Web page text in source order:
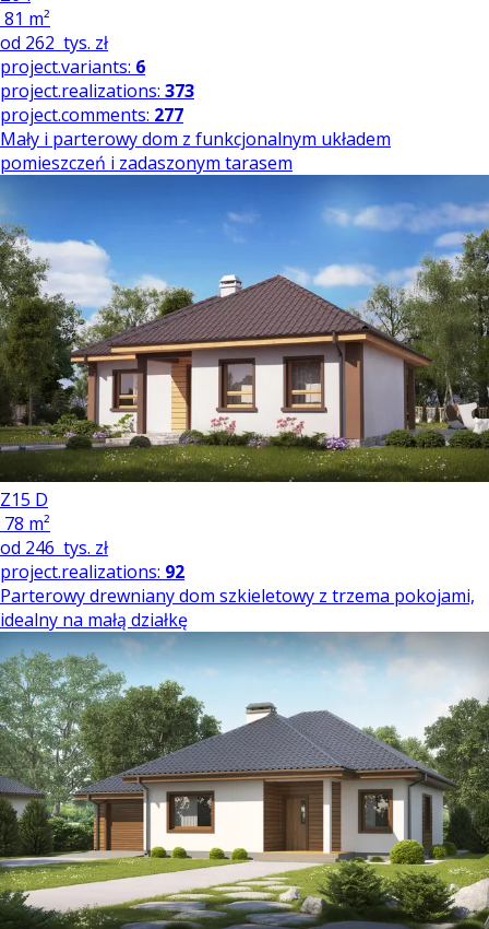
81 m²
od 262 tys. zł
project.variants: 6
project.realizations: 373
project.comments: 277
Mały i parterowy dom z funkcjonalnym układem
pomieszczeń i zadaszonym tarasem
Z15 D
78 m²
od 246 tys. zł
project.realizations: 92
Parterowy drewniany dom szkieletowy z trzema pokojami,
idealny na małą działkę